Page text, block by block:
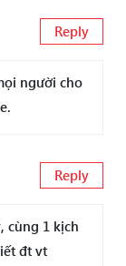
Reply
người cho
Reply
cùng 1 kịch
đt vt